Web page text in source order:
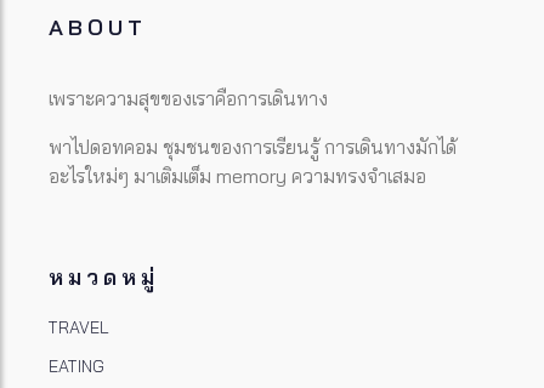
ABOUT
เพราะความสุขของเราคือการเดินทาง
พาไปดอทคอม ชุมชนของการเรียนรู้ การเดินทางมักได้
อะไรใหม่ๆ มาเติมเต็ม memory ความทรงจำเสมอ
หมวดหมู่
TRAVEL
EATING